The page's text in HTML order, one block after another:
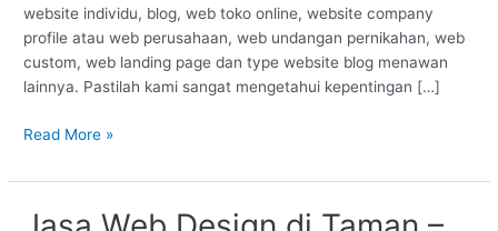
website individu, blog, web toko online, website company
profile atau web perusahaan, web undangan pernikahan, web
custom, web landing page dan type website blog menawan
lainnya. Pastilah kami sangat mengetahui kepentingan […]
Read More »
Jasa